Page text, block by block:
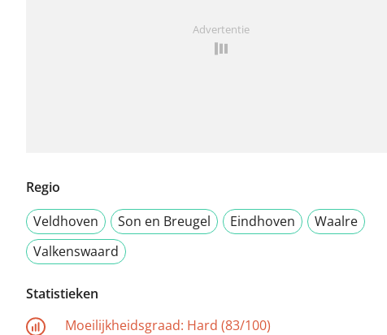
Advertentie
Regio
Veldhoven
Son en Breugel Eindhoven
Waalre
Valkenswaard
Statistieken
Moeilijkheidsgraad: Hard (83/100)